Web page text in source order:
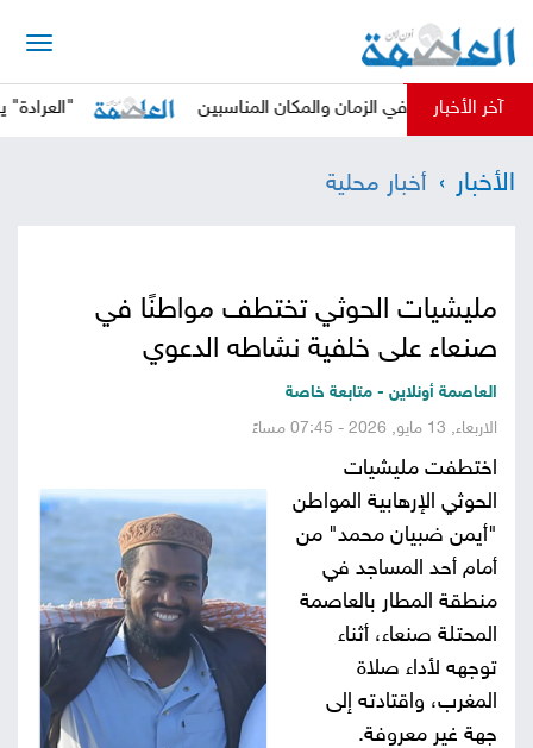
الرئيسية
وتحليلات
فيديوهات
صور
من
نحن
إتصل
بنا
آخر الأخبار
في الزمان والمكان المناسبين "العرادة" يدعو
الأخبار أخبار محلية
مليشيات الحوثي تختطف مواطنًا في
صنعاء على خلفية نشاطه الدعوي
العاصمة أونلاين - متابعة خاصة
الاربعاء, 13 مايو, 2026 - 07:45 مساءً
اختطفت مليشيات
الحوثي الإرهابية المواطن
"أيمن ضبيان محمد" من
أمام أحد المساجد في
منطقة المطار بالعاصمة
المحتلة صنعاء، أثناء
توجهه لأداء صلاة
المغرب، واقتادته إلى
جهة غير معروفة.